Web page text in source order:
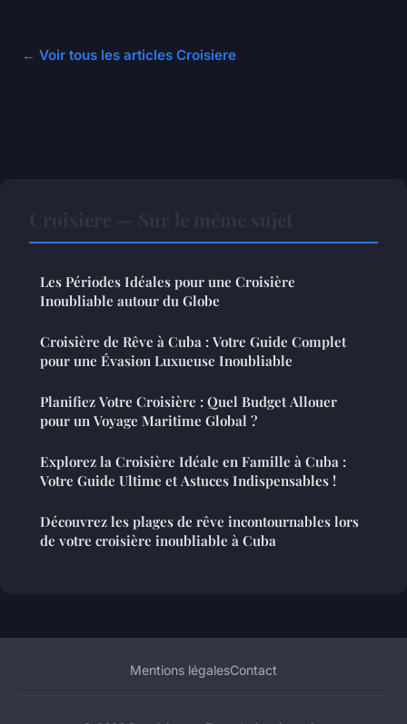
← Voir tous les articles Croisiere
Les Périodes Idéales pour une Croisière
Inoubliable autour du Globe
Croisière de Rêve à Cuba : Votre Guide Complet
pour une Évasion Luxueuse Inoubliable
Planifiez Votre Croisière : Quel Budget Allouer
pour un Voyage Maritime Global ?
Explorez la Croisière Idéale en Famille à Cuba :
Votre Guide Ultime et Astuces Indispensables !
Découvrez les plages de rêve incontournables lors
de votre croisière inoubliable à Cuba
Mentions légalesContact